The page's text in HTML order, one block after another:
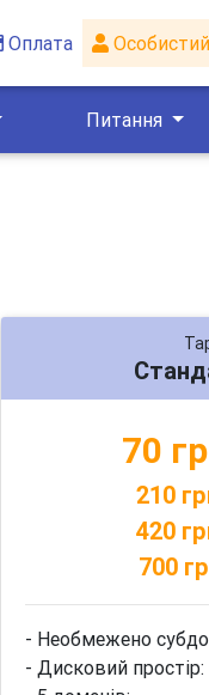
Оплата
Питання
70
210
420
700
- Необмежено
- Дисковий простір: